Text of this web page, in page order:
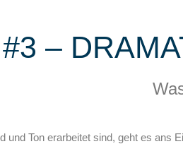
–
und Ton erarbeitet sind, geht es ans